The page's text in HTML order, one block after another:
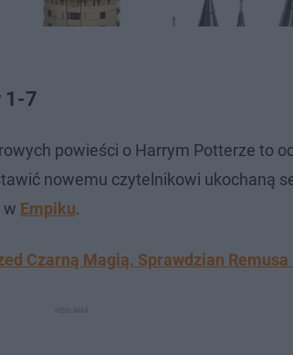
1-7
powieści o Harrym Potterze to
nowemu czytelnikowi ukochaną
w Empiku.
Czarną Magią. Sprawdzian Remusa